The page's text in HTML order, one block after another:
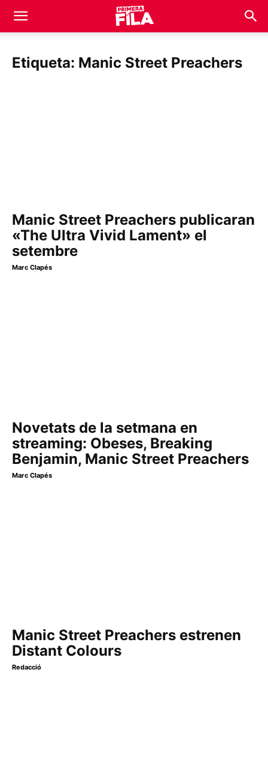
Etiqueta: Manic Street Preachers
Manic Street Preachers publicaran
«The Ultra Vivid Lament» el
setembre
Marc Clapés
Novetats de la setmana en
streaming: Obeses, Breaking
Benjamin, Manic Street Preachers
Marc Clapés
Manic Street Preachers estrenen
Distant Colours
Redacció